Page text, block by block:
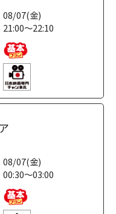
08/07(金)
21:00～22:10
08/07(金)
00:30～03:00